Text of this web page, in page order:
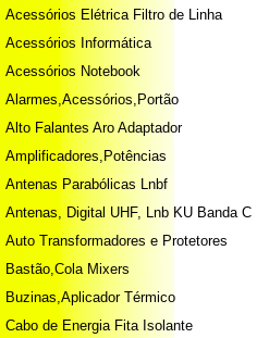
Acessórios Elétrica Filtro de Linha
Acessórios Informática
Acessórios Notebook
Alarmes,Acessórios,Portão
Alto Falantes Aro Adaptador
Amplificadores,Potências
Antenas Parabólicas Lnbf
Antenas, Digital UHF, Lnb KU Banda C
Auto Transformadores e Protetores
Bastão,Cola Mixers
Buzinas,Aplicador Térmico
Cabo de Energia Fita Isolante